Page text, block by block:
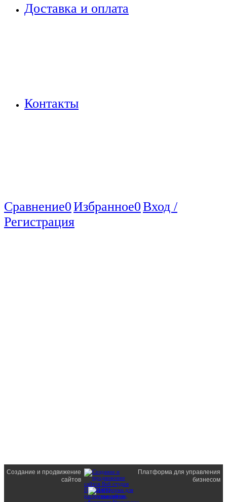
Доставка и оплата
Контакты
Сравнение0Избранное0Вход /
Регистрация
Создание и продвижение
сайтов
Платформа для управления
бизнесом